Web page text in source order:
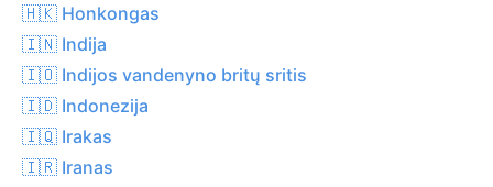
🇭🇰 Honkongas
🇮🇳 Indija
🇮🇴 Indijos vandenyno britų sritis
🇮🇩 Indonezija
🇮🇶 Irakas
🇮🇷 Iranas